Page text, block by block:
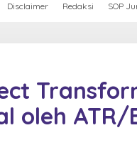
Disclaimer Redaksi SOP
oleh ATR/